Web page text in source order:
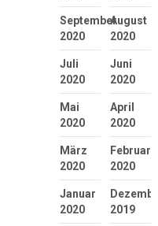
September
2020
August
2020
Juli
2020
Juni
2020
Mai
2020
April
2020
März
2020
Februar
2020
Januar
2020
2019